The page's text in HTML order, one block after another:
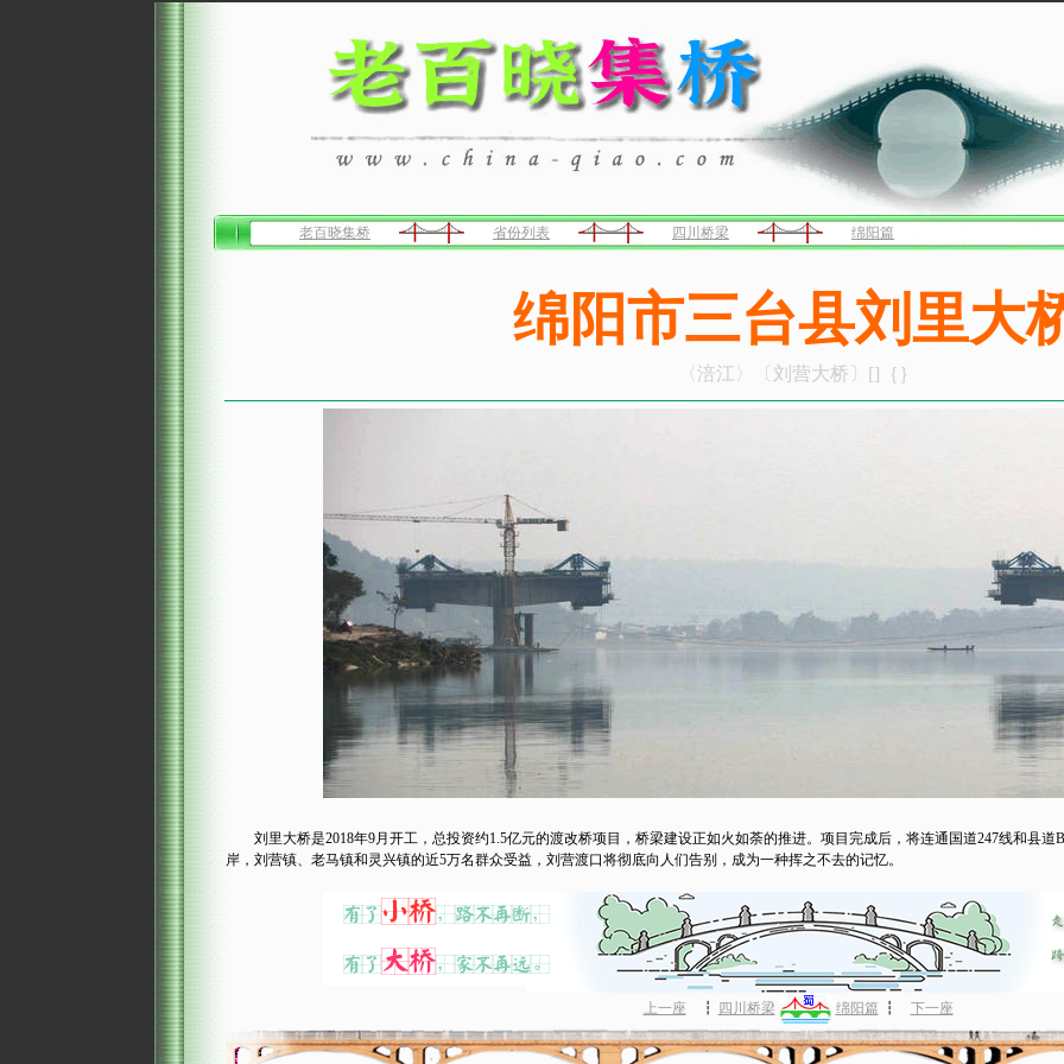
老百晓集桥 省份列表 四川桥梁 绵阳篇
绵阳市三台县刘里大
〈涪江〉〔刘营大桥〕[]｛｝
刘里大桥是2018年9月开工，总投资约1.5亿元的渡改桥项目，桥梁建设正如火如荼的推进。项目完成后，将连通国道247线和县道
岸，刘营镇、老马镇和灵兴镇的近5万名群众受益，刘营渡口将彻底向人们告别，成为一种挥之不去的记忆。
上一座 ┇ 四川桥梁 绵阳篇 ┇ 下一座